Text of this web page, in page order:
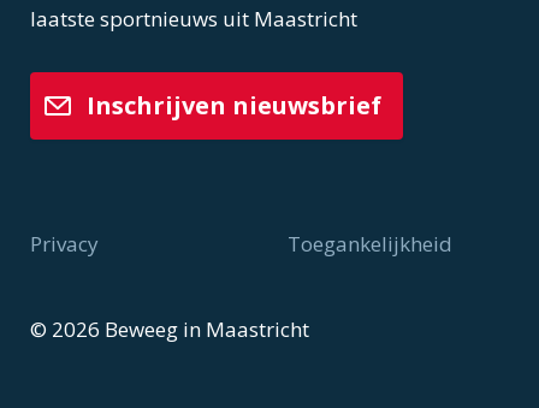
laatste sportnieuws uit Maastricht
Inschrijven nieuwsbrief
Privacy Toegankelijkheid
© 2026 Beweeg in Maastricht